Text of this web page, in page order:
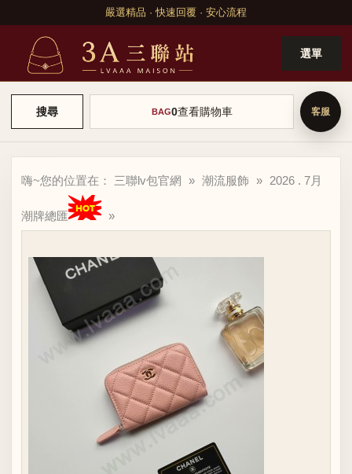
嚴選精品 · 快速回覆 · 安心流程
選單
搜尋 BAG0查看購物車
嗨~您的位置在： 三聯lv包官網 » 潮流服飾 » 2026 . 7月
潮牌總匯 »